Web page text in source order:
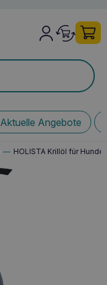
Aktuelle Angebote
— HOLISTA Krillöl für